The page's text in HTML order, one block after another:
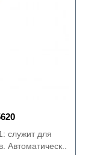
служит для
Автоматическ..